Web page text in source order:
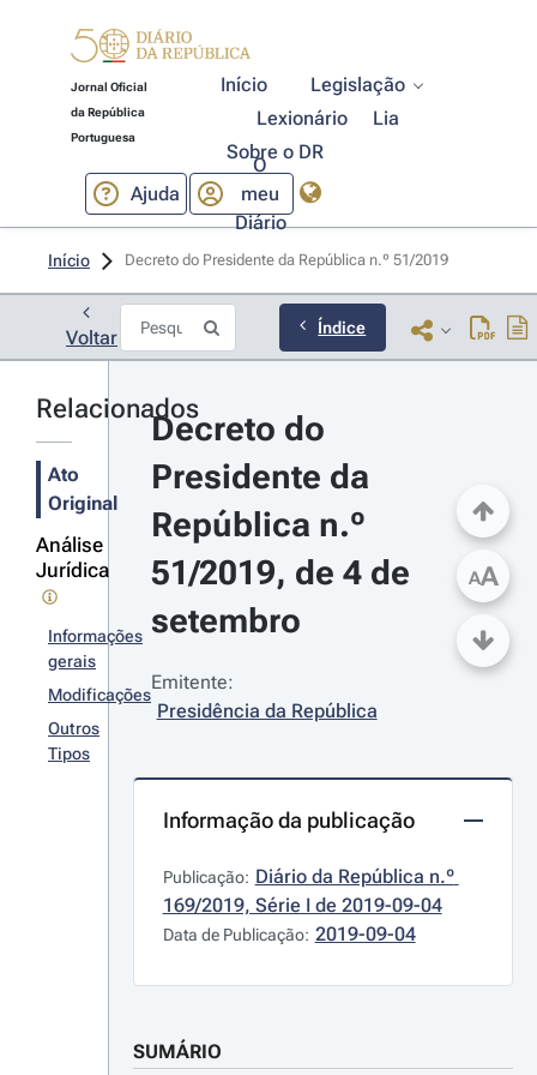
Jornal Oficial
da República
Portuguesa
Início
Legislação
Lexionário
Lia
Sobre o DR
Ajuda
O
meu
Diário
Início Decreto do Presidente da República n.º 51/2019
Voltar Índice
Relacionados
Ato
Original
Análise
Jurídica
Informações
gerais
Modificações
Outros
Tipos
Decreto do
Presidente da
República n.º
51/2019, de 4 de
setembro
Emitente:
Presidência da República
Informação da publicação
Publicação: Diário da República n.º
169/2019, Série I de 2019-09-04
Data de Publicação: 2019-09-04
SUMÁRIO
AA